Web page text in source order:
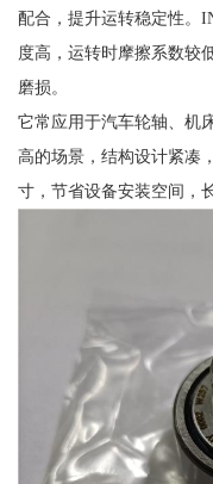
配合，提升运转稳定性。
度高，运转时摩擦系数较
磨损。
它常应用于汽车轮轴、机
高的场景，结构设计紧凑
寸，节省设备安装空间，